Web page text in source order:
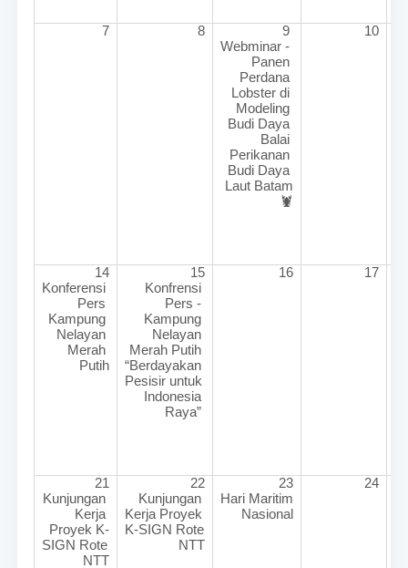
7 8
9
Webminar -
Panen
Perdana
Lobster di
Modeling
Budi Daya
Balai
Perikanan
Budi Daya
Laut Batam
🦞
10
14
Konferensi
Pers
Kampung
Nelayan
Merah
Putih
15
Konfrensi
Pers -
Kampung
Nelayan
Merah Putih
“Berdayakan
Pesisir untuk
Indonesia
Raya”
16 17
21
Kunjungan
Kerja
Proyek K-
SIGN Rote
NTT
22
Kunjungan
Kerja Proyek
K-SIGN Rote
NTT
23
Hari Maritim
Nasional
24